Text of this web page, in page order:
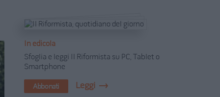
In edicola
Sfoglia e leggi Il Riformista su PC, Tablet o
Smartphone
Abbonati Leggi